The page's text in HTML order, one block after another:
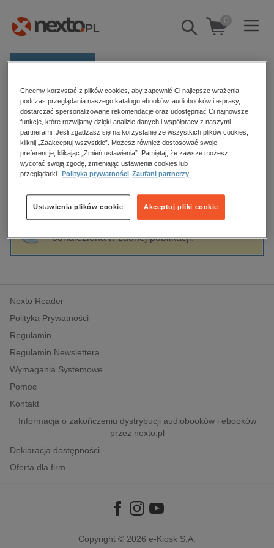
Pokaż/schowaj
wyszukiwarkę
0
E-prasa
Kategorie
Zobacz wszystkie E-prasa
budownictwo, aranżacja wnętrz
biznesowe, branżowe, gospodarka
edukacja
hobby, sport, rozrywka
komputery, internet, technologie, informatyka
polityka, społeczno-informacyjne
psychologiczne
inne
popularno-naukowe
historia
Strona główna Grzegorz Liszewski
Grzegorz Liszewski
Sortowanie Filtrowanie
odnaleziona w żadnej publikacji.
Nexto Reader
Polityka Prywatności
Regulamin
Regulamin Newslettera
Wymagania Systemowe
Pomoc
Kontakt
Informacja o zakończeniu dystrybucji audiobooków i ebooków
przez nexto.pl
Deklaracja dostępności
Oferta dla firm
Copyright © 2026 e-Kiosk S.A.
Chcemy korzystać z plików cookies, aby zapewnić Ci najlepsze wrażenia
podczas przeglądania naszego katalogu ebooków, audiobooków i e-prasy,
dostarczać spersonalizowane rekomendacje oraz udostępniać Ci najnowsze
funkcje, które rozwijamy dzięki analizie danych i współpracy z naszymi
partnerami. Jeśli zgadzasz się na korzystanie ze wszystkich plików cookies,
kliknij „Zaakceptuj wszystkie”. Możesz również dostosować swoje
preferencje, klikając „Zmień ustawienia”. Pamiętaj, że zawsze możesz
wycofać swoją zgodę, zmieniając ustawienia cookies lub
przeglądarki.
Polityka prywatności Zaufani partnerzy
Akceptuj pliki cookie
Ustawienia plików cookie